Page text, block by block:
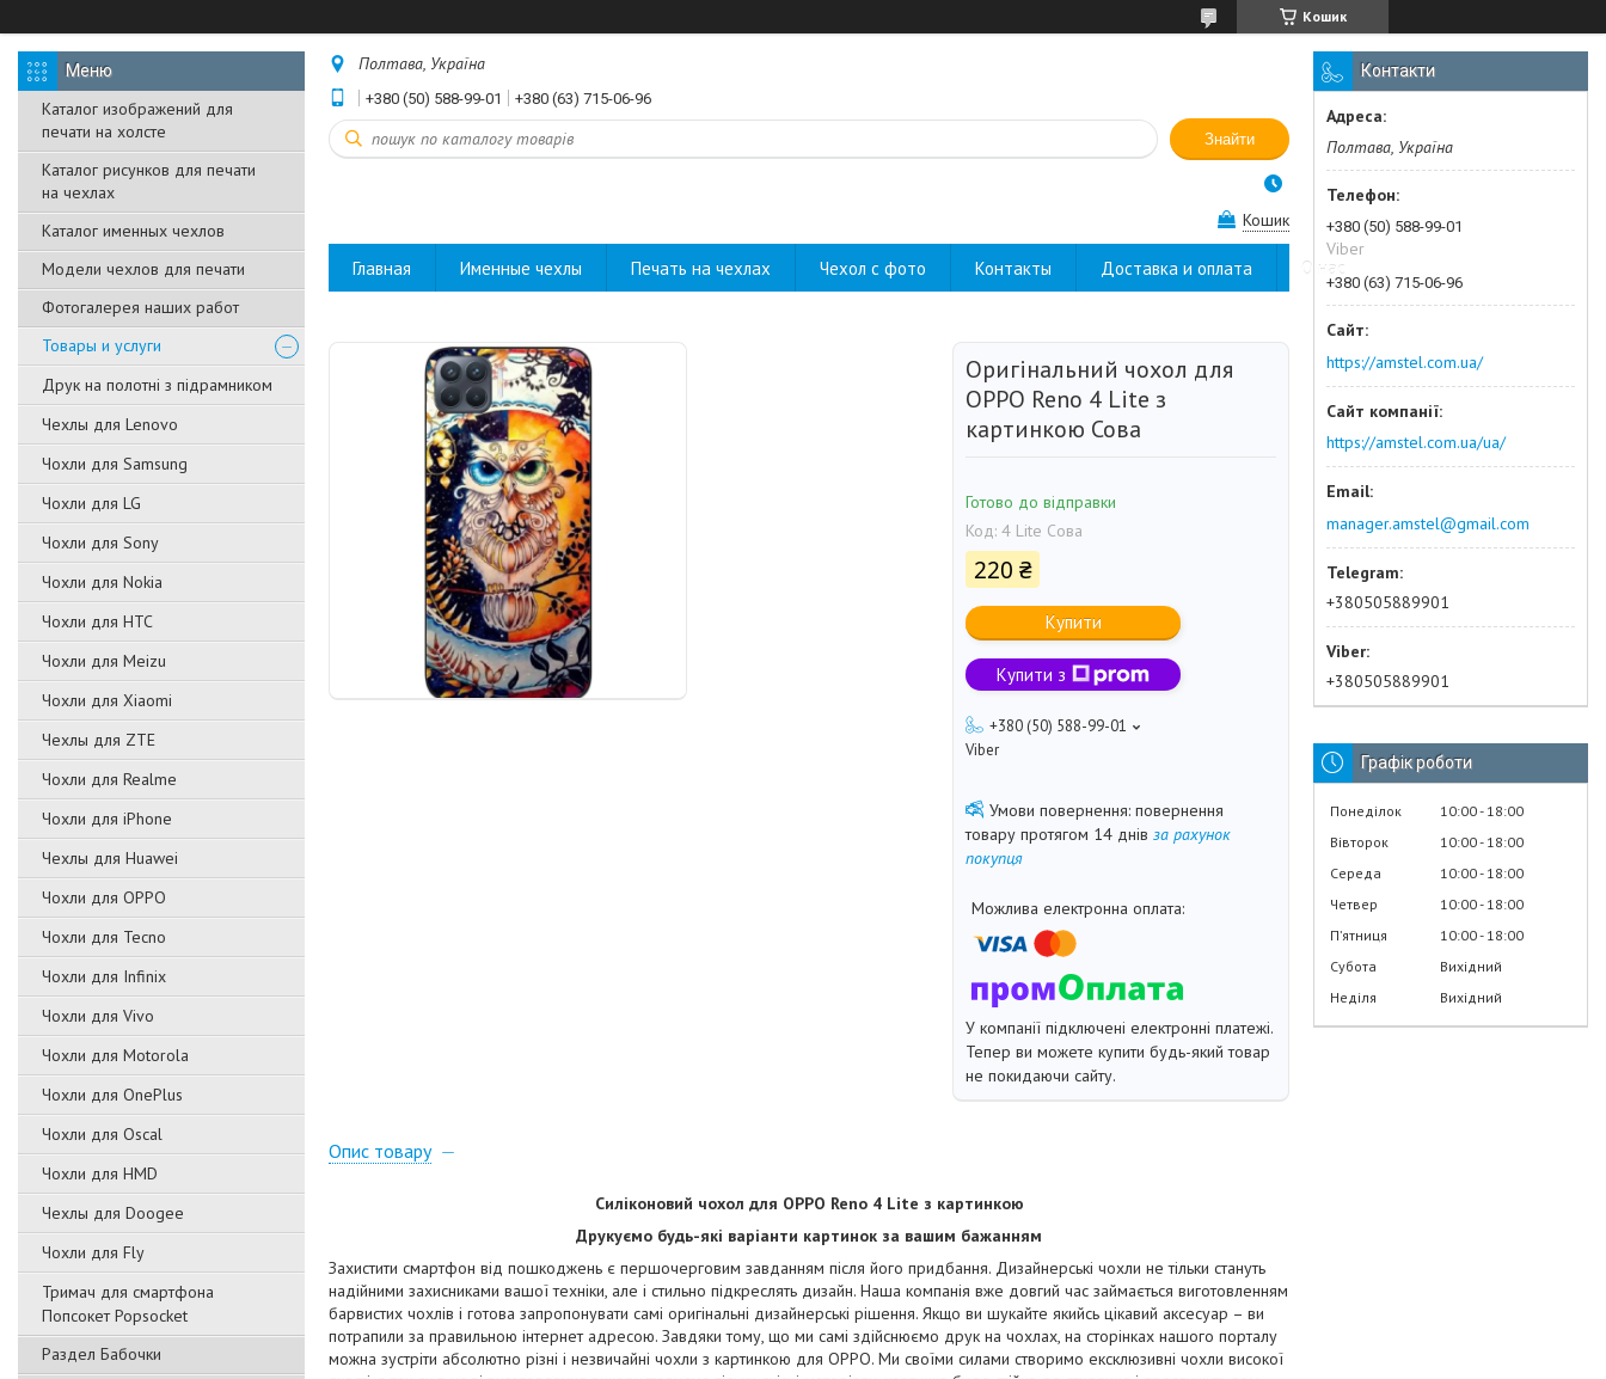
Кошик
Каталог изображений для
печати на холсте
Каталог рисунков для печати
на чехлах
Каталог именных чехлов
Модели чехлов для печати
Фотогалерея наших работ
Товары и услуги
Друк на полотні з підрамником
Чехлы для Lenovo
Чохли для Samsung
Чохли для LG
Чохли для Sony
Чохли для Nokia
Чохли для HTC
Чохли для Meizu
Чохли для Xiaomi
Чехлы для ZTE
Чохли для Realme
Чохли для iPhone
Чехлы для Huawei
Чохли для OPPO
Чохли для Tecno
Чохли для Infinix
Чохли для Vivo
Чохли для Motorola
Чохли для OnePlus
Чохли для Oscal
Чохли для HMD
Чехлы для Doogee
Чохли для Fly
Тримач для смартфона
Попсокет Popsocket
Раздел Бабочки
Полтава, Україна
+380 (50) 588-99-01 +380 (63) 715-06-96
Знайти
Кошик
Главная Именные чехлы Печать на чехлах Чехол с фото Контакты Доставка и оплата О нас
Оригінальний чохол для
OPPO Reno 4 Lite з
картинкою Сова
Готово до відправки
Код: 4 Lite Сова
220 ₴
Купити
Купити з
+380 (50) 588-99-01
Viber
повернення
товару протягом 14 днів за рахунок
покупця
У компанії підключені електронні платежі.
Тепер ви можете купити будь-який товар
не покидаючи сайту.
Опис товару
Силіконовий чохол для OPPO Reno 4 Lite з картинкою
Друкуємо будь-які варіанти картинок за вашим бажанням
Захистити смартфон від пошкоджень є першочерговим завданням після його придбання. Дизайнерські чохли не тільки стануть
надійними захисниками вашої техніки, але і стильно підкреслять дизайн. Наша компанія вже довгий час займається виготовленням
барвистих чохлів і готова запропонувати самі оригінальні дизайнерські рішення. Якщо ви шукайте якийсь цікавий аксесуар – ви
потрапили за правильною інтернет адресою. Завдяки тому, що ми самі здійснюємо друк на чохлах, на сторінках нашого порталу
можна зустріти абсолютно різні і незвичайні чохли з картинкою для OPPO. Ми своїми силами створимо ексклюзивні чохли високої
Контакти
Полтава, Україна
+380 (50) 588-99-01
Viber
+380 (63) 715-06-96
https://amstel.com.ua/
https://amstel.com.ua/ua/
manager.amstel@gmail.com
+380505889901
+380505889901
Графік роботи
Понеділок 10:00 18:00
Вівторок
10:00 18:00
Середа
10:00 18:00
Четвер
10:00 18:00
Пʼятниця
10:00 18:00
Субота
Вихідний
Неділя
Вихідний